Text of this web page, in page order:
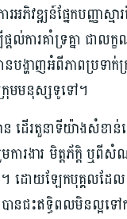
អភិវឌ្ឍន៍​ផ្នែក​បញ្ញា​ស្
ល់​ការគាំទ្រគ្នា ជា​ល
ាញ​អំពី​ភាព​ប្រទាក់ក្រ
រុម​មនុស្ស​ទូទៅ។
ន ដើរតួនាទី​យ៉ាងសំ
ការងារ មិត្តភ័ក្ដិ ឬ
ន។ ដោយ​ឡែក​បុគ្គលដ
បាន​ជះឥទ្ធិពល​មិនល្អទ